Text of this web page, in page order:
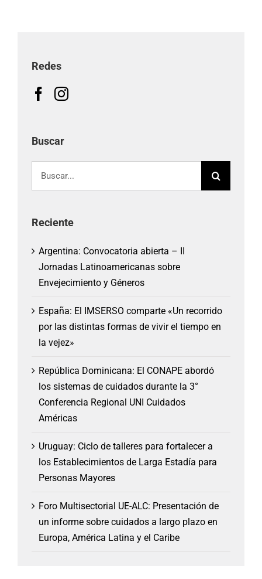
Redes
Buscar
Reciente
Argentina: Convocatoria abierta – II
Jornadas Latinoamericanas sobre
Envejecimiento y Géneros
España: El IMSERSO comparte «Un recorrido
por las distintas formas de vivir el tiempo en
la vejez»
República Dominicana: El CONAPE abordó
los sistemas de cuidados durante la 3°
Conferencia Regional UNI Cuidados
Américas
Uruguay: Ciclo de talleres para fortalecer a
los Establecimientos de Larga Estadía para
Personas Mayores
Foro Multisectorial UE-ALC: Presentación de
un informe sobre cuidados a largo plazo en
Europa, América Latina y el Caribe